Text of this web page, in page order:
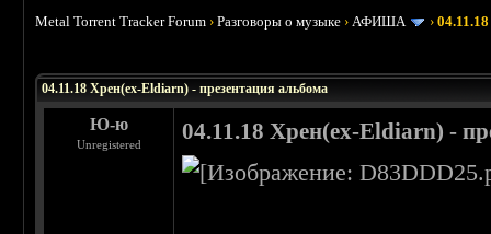
Metal Torrent Tracker Forum ›Разговоры о музыке ›АФИША ›
04.11.18 Хрен(ex-Eldiarn) - презентация альбома
Ю-ю
Unregistered 04.11.18 Хрен(ex-Eldiarn) -